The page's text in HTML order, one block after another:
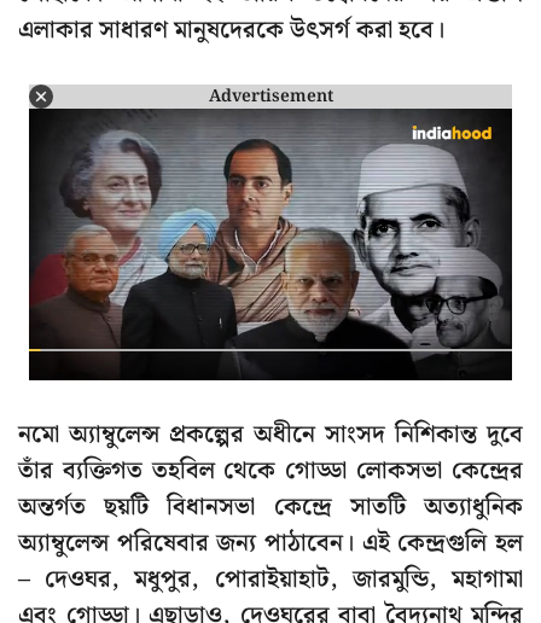
এলাকার সাধারণ মানুষদেরকে উৎসর্গ করা হবে।
Advertisement
নমো অ্যাম্বুলেন্স প্রকল্পের অধীনে সাংসদ নিশিকান্ত দুবে
তাঁর ব্যক্তিগত তহবিল থেকে গোড্ডা লোকসভা কেন্দ্রের
অন্তর্গত ছয়টি বিধানসভা কেন্দ্রে সাতটি অত্যাধুনিক
অ্যাম্বুলেন্স পরিষেবার জন্য পাঠাবেন। এই কেন্দ্রগুলি হল
– দেওঘর, মধুপুর, পোরাইয়াহাট, জারমুন্ডি, মহাগামা